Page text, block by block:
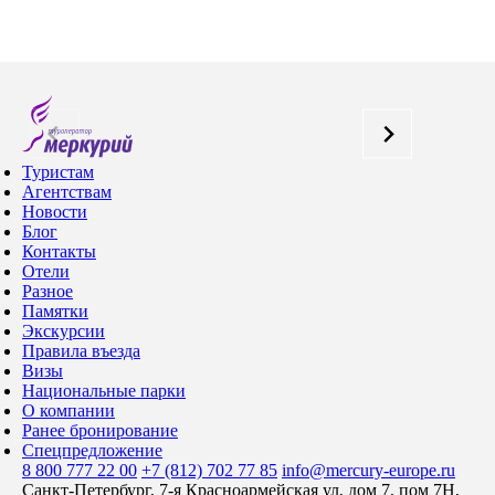
Туристам
Агентствам
Новости
Блог
Контакты
Отели
Разное
Памятки
Экскурсии
Правила въезда
Визы
Национальные парки
О компании
Ранее бронирование
Спецпредложение
8 800 777 22 00 +7 (812) 702 77 85 info@mercury-europe.ru
Санкт-Петербург, 7-я Красноармейская ул, дом 7, пом 7Н,